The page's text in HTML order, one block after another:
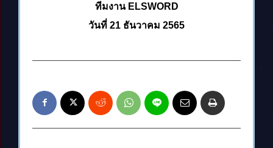
ทีมงาน ELSWORD
วันที่ 21 ธันวาคม 2565